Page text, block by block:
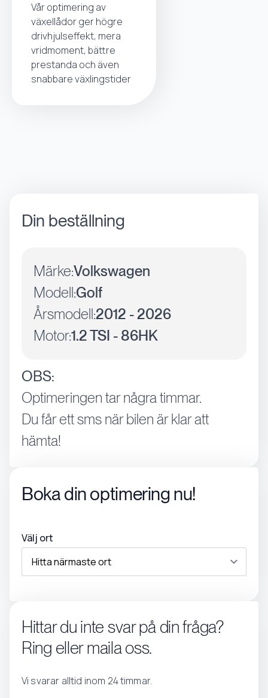
Vår optimering av
växellådor ger högre
drivhjulseffekt, mera
vridmoment, bättre
prestanda och även
snabbare växlingstider
Din beställning
Märke:Volkswagen
Modell:Golf
Årsmodell:2012 - 2026
Motor:1.2 TSI - 86HK
OBS:
Optimeringen tar några timmar.
Du får ett sms när bilen är klar att
hämta!
Boka din optimering nu!
Välj ort
Hittar du inte svar på din fråga?
Ring eller maila oss.
Vi svarar alltid inom 24 timmar.